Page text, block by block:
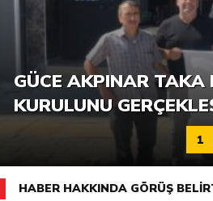
6. GÜCE TEKKEKÖY
KATILIMLA
GÜCE AKPINAR TAKA
KURULUNU
1
HABER HAKKINDA GÖRÜŞ